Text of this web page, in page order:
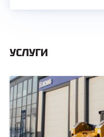
УСЛУГИ